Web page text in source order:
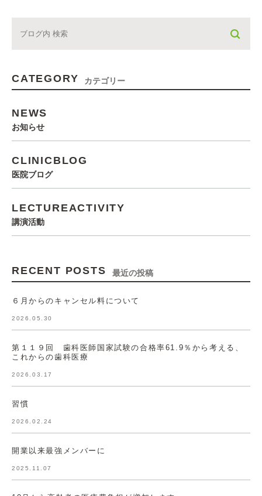
CATEGORY カテゴリー
NEWS
お知らせ
CLINICBLOG
医院ブログ
LECTUREACTIVITY
講演活動
RECENT POSTS 最近の投稿
６月からのキャンセル料について
2026.05.30
第１１９回 歯科医師国家試験の合格率61.9％から考える、
これからの歯科医療
2026.03.17
習慣
2026.02.24
開業以来最強メンバーに
2025.11.07